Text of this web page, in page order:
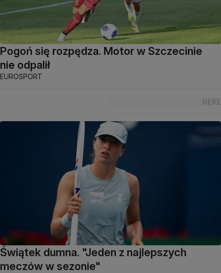
Pogoń się rozpędza. Motor w Szczecinie
nie odpalił
EUROSPORT
Świątek dumna. "Jeden z najlepszych
meczów w sezonie"